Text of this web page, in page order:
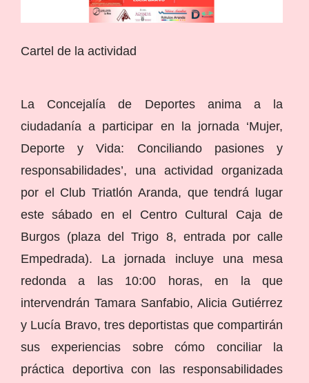
Cartel de la actividad
La Concejalía de Deportes anima a la
ciudadanía a participar en la jornada ‘Mujer,
Deporte y Vida: Conciliando pasiones y
responsabilidades’, una actividad organizada
por el Club Triatlón Aranda, que tendrá lugar
este sábado en el Centro Cultural Caja de
Burgos (plaza del Trigo 8, entrada por calle
Empedrada). La jornada incluye una mesa
redonda a las 10:00 horas, en la que
intervendrán Tamara Sanfabio, Alicia Gutiérrez
y Lucía Bravo, tres deportistas que compartirán
sus experiencias sobre cómo conciliar la
práctica deportiva con las responsabilidades